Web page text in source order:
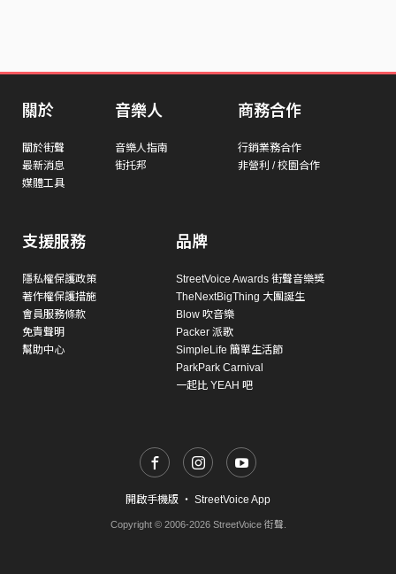
關於
關於街聲
最新消息
媒體工具
音樂人
音樂人指南
街托邦
商務合作
行銷業務合作
非營利 / 校園合作
支援服務
隱私權保護政策
著作權保護措施
會員服務條款
免責聲明
幫助中心
品牌
StreetVoice Awards 街聲音樂獎
TheNextBigThing 大團誕生
Blow 吹音樂
Packer 派歌
SimpleLife 簡單生活節
ParkPark Carnival
一起比 YEAH 吧
開啟手機版 ・ StreetVoice App
Copyright © 2006-2026 StreetVoice 街聲.